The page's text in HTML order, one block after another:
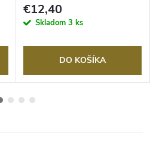
€12,40
Skladom 3 ks
DO KOŠÍKA